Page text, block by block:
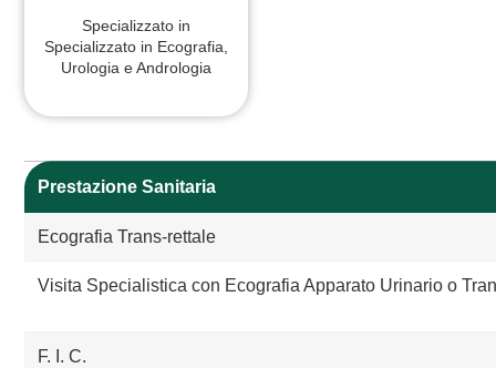
Specializzato in
Specializzato in Ecografia,
Urologia e Andrologia
Prestazione Sanitaria
Ecografia Trans-rettale
Visita Specialistica con Ecografia Apparato Urinario o
F. I. C.